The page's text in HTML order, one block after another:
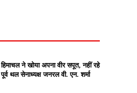
हिमाचल ने खोया अपना वीर सपूत, नहीं रहे
पूर्व थल सेनाध्यक्ष जनरल वी. एन. शर्मा